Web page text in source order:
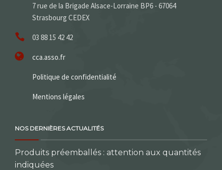
7 rue de la Brigade Alsace-Lorraine BP6 - 67064
Strasbourg CEDEX
03 88 15 42 42
cca.asso.fr
Politique de confidentialité
Mentions légales
NOS DERNIÈRES ACTUALITÉS
Produits préemballés : attention aux quantités
indiquées